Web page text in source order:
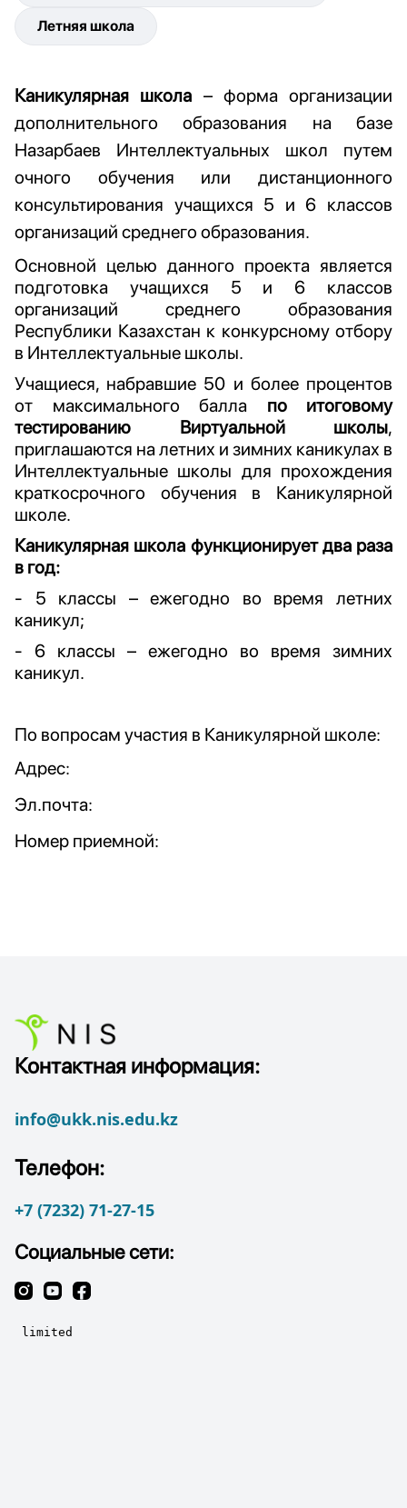
Летняя школа
Каникулярная школа – форма организации
дополнительного образования на базе
Назарбаев Интеллектуальных школ путем
очного обучения или дистанционного
консультирования учащихся 5 и 6 классов
организаций среднего образования.
Основной целью данного проекта является
подготовка учащихся 5 и 6 классов
организаций среднего образования
Республики Казахстан к конкурсному отбору
в Интеллектуальные школы.
Учащиеся, набравшие 50 и более процентов
от максимального балла по итоговому
тестированию Виртуальной школы,
приглашаются на летних и зимних каникулах в
Интеллектуальные школы для прохождения
краткосрочного обучения в Каникулярной
школе.
Каникулярная школа функционирует два раза
в год:
- 5 классы – ежегодно во время летних
каникул;
- 6 классы – ежегодно во время зимних
каникул.
По вопросам участия в Каникулярной школе:
Адрес:
Эл.почта:
Номер приемной:
Контактная информация:
info@ukk.nis.edu.kz
Телефон:
+7 (7232) 71-27-15
Социальные сети: